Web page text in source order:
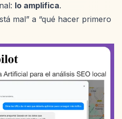
lo amplifica.
mal” a “qué hacer primero